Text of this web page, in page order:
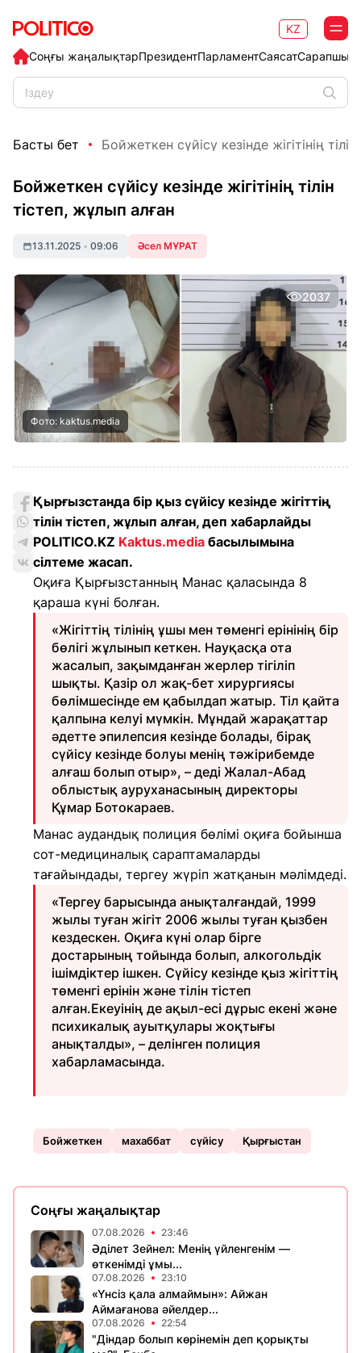
Соңғы жаңалықтарПрезидентПарламентСаясат
KZ
Басты бет Бойжеткен сүйісу кезінде жігітінің тілін
Бойжеткен сүйісу кезінде жігітінің тілін
тістеп, жұлып алған
13.11.2025 • 09:06 Әсел МҰРАТ
2037
Фото: kaktus.media
Қырғызстанда бір қыз сүйісу кезінде жігіттің
тілін тістеп, жұлып алған, деп хабарлайды
POLITICO.KZ Kaktus.media басылымына
сілтеме жасап.
Оқиға Қырғызстанның Манас қаласында 8
қараша күні болған.
«Жігіттің тілінің ұшы мен төменгі ерінінің бір
бөлігі жұлынып кеткен. Науқасқа ота
жасалып, зақымданған жерлер тігіліп
шықты. Қазір ол жақ-бет хирургиясы
бөлімшесінде ем қабылдап жатыр. Тіл қайта
қалпына келуі мүмкін. Мұндай жарақаттар
әдетте эпилепсия кезінде болады, бірақ
сүйісу кезінде болуы менің тәжірибемде
алғаш болып отыр», – деді Жалал-Абад
облыстық ауруханасының директоры
Құмар Ботокараев.
Манас аудандық полиция бөлімі оқиға бойынша
сот-медициналық сараптамаларды
тағайындады, тергеу жүріп жатқанын мәлімдеді.
«Тергеу барысында анықталғандай, 1999
жылы туған жігіт 2006 жылы туған қызбен
кездескен. Оқиға күні олар бірге
достарының тойында болып, алкогольдік
ішімдіктер ішкен. Сүйісу кезінде қыз жігіттің
төменгі ерінін және тілін тістеп
алған.Екеуінің де ақыл-есі дұрыс екені және
психикалық ауытқулары жоқтығы
анықталды», – делінген полиция
хабарламасында.
Бойжеткен махаббат сүйісу Қырғыстан
Соңғы жаңалықтар
07.08.2026 23:46
Әділет Зейнел: Менің үйленгенім —
өткенімді ұмы...
07.08.2026 23:10
«Үнсіз қала алмаймын»: Айжан
Аймағанова әйелдер...
07.08.2026 22:54
"Діндар болып көрінемін деп қорықты